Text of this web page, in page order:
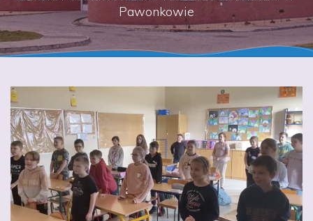
Pawonkowie